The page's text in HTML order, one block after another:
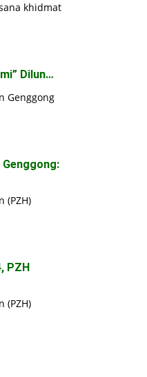
khidmat
Dilun…
Genggong
(PZH)
PZH
(PZH)